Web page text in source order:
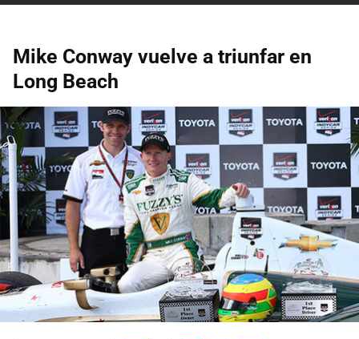
Mike Conway vuelve a triunfar en
Long Beach